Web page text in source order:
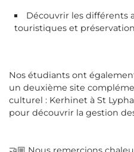
Découvrir les différents
touristiques et
Nos étudiants ont
un deuxième site
culturel : Kerhinet à St
pour découvrir la gestion